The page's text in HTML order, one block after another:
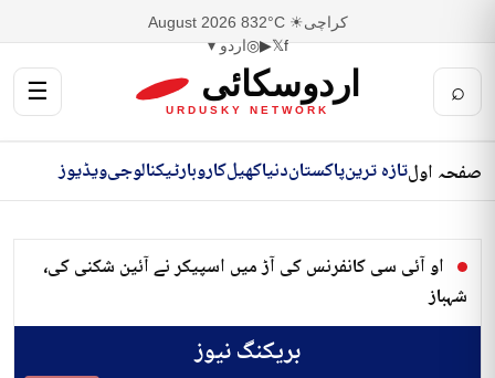
کراچی☀ 32°C
8 August 2026
f
𝕏
▶
◎اردو ▾
⌕ اردوسکائی
URDUSKY NETWORK
☰
صفحہ اولتازہ ترینپاکستاندنیاکھیلکاروبارٹیکنالوجیویڈیوز
او آئی سی کانفرنس کی آڑ میں اسپیکر نے آئین شکنی کی،
شہباز
بریکنگ نیوز